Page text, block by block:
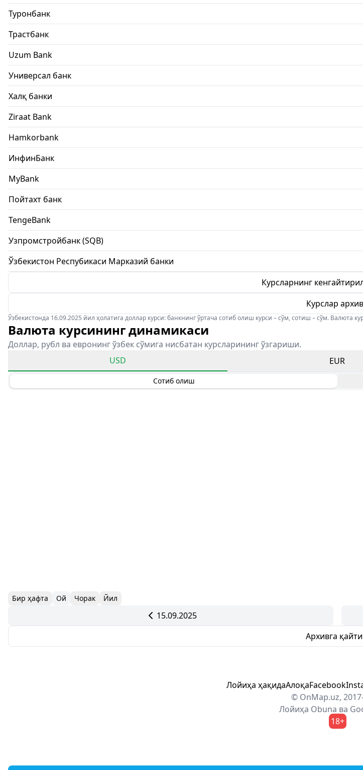
Туронбанк
Трастбанк
Uzum Bank
Универсал банк
Халқ банки
Ziraat Bank
Hamkorbank
ИнфинБанк
MyBank
Пойтахт банк
TengeBank
Узпромстройбанк (SQB)
Ўзбекистон Респубикаси Марказий банки
Курсларнинг
Курслар
Ўзбекистонда 16.09.2025 йил ҳолатига доллар курси: банкнинг ўртача сотиб олиш курси – сўм, сотиш – сўм. Валюта
Валюта курсининг динамикаси
Доллар, рубл ва евронинг ўзбек сўмига нисбатан курсларининг ўзгариши.
USD
EUR
Сотиб олиш
Бир ҳафта Ой Чорак Йил
15.09.2025
Архивга
Лойиҳа ҳақидаАлоқаFacebook
© OnMap.uz,
Лойиҳа Obuna ва
18+